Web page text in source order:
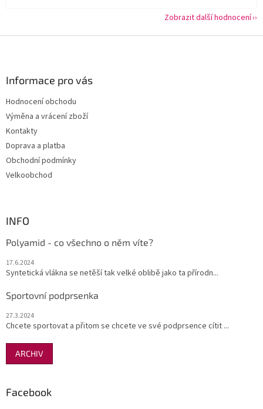
Zobrazit další hodnocení
Informace pro vás
Hodnocení obchodu
Výměna a vrácení zboží
Kontakty
Doprava a platba
Obchodní podmínky
Velkoobchod
INFO
Polyamid - co všechno o něm víte?
17.6.2024
Syntetická vlákna se netěší tak velké oblibě jako ta přírodn...
Sportovní podprsenka
27.3.2024
Chcete sportovat a přitom se chcete ve své podprsence cítit ...
ARCHIV
Facebook